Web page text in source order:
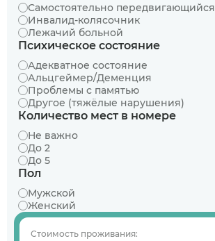
Самостоятельно передвигающийся
Инвалид-колясочник
Лежачий больной
Психическое состояние
Адекватное состояние
Альцгеймер/Деменция
Проблемы с памятью
Другое (тяжёлые нарушения)
Количество мест в номере
Не важно
До 2
До 5
Пол
Мужской
Женский
Стоимость проживания: